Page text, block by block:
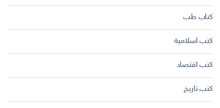
كتاب طب
كتب اسلامية
كتب اقتصاد
كتب تاريخ